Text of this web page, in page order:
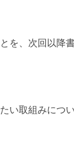
を、次回以降
い取組みにつ